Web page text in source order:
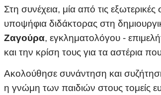
Στη συνέχεια, μία από τις
υποψήφια διδάκτορας στη
Ζαγούρα, εγκληματολόγου -
και την κρίση τους για τα αστέρια
Ακολούθησε συνάντηση και
η γνώμη των παιδιών στους τομείς